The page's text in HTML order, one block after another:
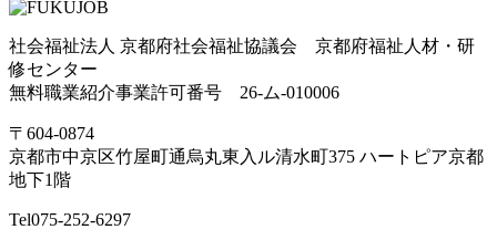
社会福祉法人 京都府社会福祉協議会 京都府福祉人材・研
修センター
無料職業紹介事業許可番号 26-ム-010006
〒604-0874
京都市中京区竹屋町通烏丸東入ル清水町375 ハートピア京都
地下1階
Tel075-252-6297